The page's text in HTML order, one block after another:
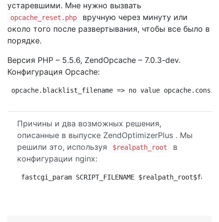
устаревшими. Мне нужно вызвать
opcache_reset.php
вручную через минуту или
около того после развертывания, чтобы все было в
порядке.
Версия PHP – 5.5.6, ZendOpcache – 7.0.3-dev.
Конфигурация Opcache:
opcache.blacklist_filename => no value
Причины и два возможных решения,
описанные в выпуске ZendOptimizerPlus . Мы
решили это, используя
$realpath_root
в
конфигурации nginx:
fastcgi_param SCRIPT_FILENAME